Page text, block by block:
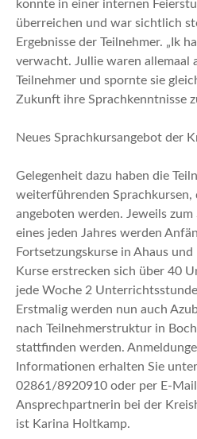
konnte in einer internen
überreichen und war sichtlich
Ergebnisse der Teilnehmer. „Ik
verwacht. Jullie waren allemaal
Teilnehmer und spornte sie
Zukunft ihre Sprachkenntnisse
Neues Sprachkursangebot der
Gelegenheit dazu haben die
weiterführenden Sprachkursen,
angeboten werden. Jeweils
eines jeden Jahres werden
Fortsetzungskurse in Ahaus
Kurse erstrecken sich über 40
jede Woche 2
Erstmalig werden nun auch
nach Teilnehmerstruktur in
stattfinden werden.
Informationen erhalten Sie
02861/8920910 oder per E-Mail
Ansprechpartnerin bei der
ist Karina Holtkamp.